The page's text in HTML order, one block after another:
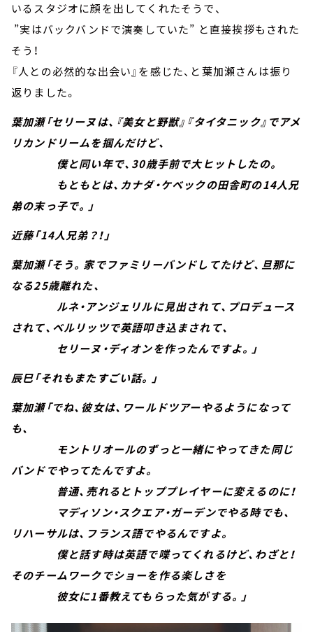
いるスタジオに顔を出してくれたそうで、
”実はバックバンドで演奏していた” と直接挨拶もされた
そう！
『人との必然的な出会い』を感じた、と葉加瀬さんは振り
返りました。
葉加瀬「セリーヌは、『美女と野獣』『タイタニック』でアメ
リカンドリームを掴んだけど、
僕と同い年で、30歳手前で大ヒットしたの。
もともとは、カナダ・ケベックの田舎町の14人兄
弟の末っ子で。」
近藤「14人兄弟？！」
葉加瀬「そう。家でファミリーバンドしてたけど、旦那に
なる25歳離れた、
ルネ・アンジェリルに見出されて、プロデュース
されて、ベルリッツで英語叩き込まされて、
セリーヌ・ディオンを作ったんですよ。」
辰巳「それもまたすごい話。」
葉加瀬「でね、彼女は、ワールドツアーやるようになって
も、
モントリオールのずっと一緒にやってきた同じ
バンドでやってたんですよ。
普通、売れるとトッププレイヤーに変えるのに！
マディソン・スクエア・ガーデンでやる時でも、
リハーサルは、フランス語でやるんですよ。
僕と話す時は英語で喋ってくれるけど、わざと！
そのチームワークでショーを作る楽しさを
彼女に1番教えてもらった気がする。」